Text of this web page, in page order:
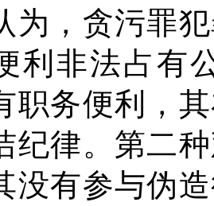
为，贪污罪
利非法占有
职务便利，
纪律。第二
没有参与伪